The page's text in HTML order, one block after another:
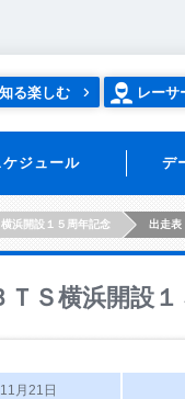
知る楽しむ レーサ
ケジュール デ
横浜開設１５周年記念 出走表
ＴＳ横浜開設
11月21日